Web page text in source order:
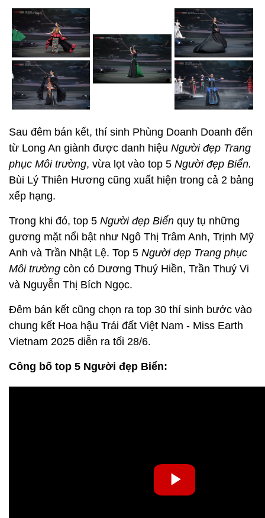
Sau đêm bán kết, thí sinh Phùng Doanh Doanh đến
từ Long An giành được danh hiệu Người đẹp Trang
phục Môi trường, vừa lọt vào top 5 Người đẹp Biển.
Bùi Lý Thiên Hương cũng xuất hiện trong cả 2 bảng
xếp hạng.
Trong khi đó, top 5 Người đẹp Biển quy tụ những
gương mặt nổi bật như Ngô Thị Trâm Anh, Trịnh Mỹ
Anh và Trần Nhật Lệ. Top 5 Người đẹp Trang phục
Môi trường còn có Dương Thuý Hiền, Trần Thuý Vi
và Nguyễn Thị Bích Ngọc.
Đêm bán kết cũng chọn ra top 30 thí sinh bước vào
chung kết Hoa hậu Trái đất Việt Nam - Miss Earth
Vietnam 2025 diễn ra tối 28/6.
Công bố top 5 Người đẹp Biển: